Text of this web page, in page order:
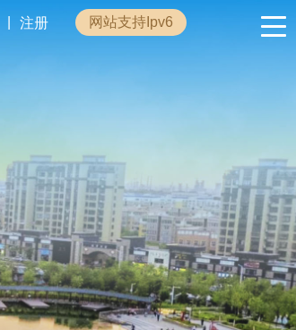
注册 网站支持Ipv6
专题专栏